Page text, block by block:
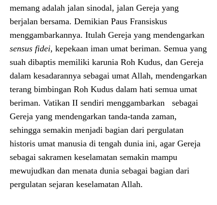
memang adalah jalan sinodal, jalan Gereja yang
berjalan bersama. Demikian Paus Fransiskus
menggambarkannya. Itulah Gereja yang mendengarkan
sensus fidei, kepekaan iman umat beriman. Semua yang
suah dibaptis memiliki karunia Roh Kudus, dan Gereja
dalam kesadarannya sebagai umat Allah, mendengarkan
terang bimbingan Roh Kudus dalam hati semua umat
beriman. Vatikan II sendiri menggambarkan sebagai
Gereja yang mendengarkan tanda-tanda zaman,
sehingga semakin menjadi bagian dari pergulatan
historis umat manusia di tengah dunia ini, agar Gereja
sebagai sakramen keselamatan semakin mampu
mewujudkan dan menata dunia sebagai bagian dari
pergulatan sejaran keselamatan Allah.